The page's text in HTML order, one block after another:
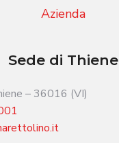
Azienda
Sede di Thiene
– 36016 (VI)